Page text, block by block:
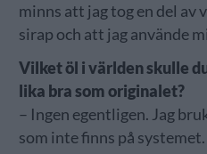
minns att jag tog en del av
sirap och att jag använde
Vilket öl i världen skulle
lika bra som originalet?
– Ingen egentligen. Jag
som inte finns på systemet.